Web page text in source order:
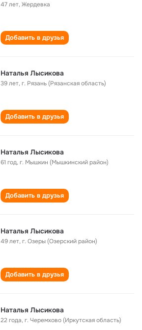
47 лет,Жердевка
Добавить в друзья
Наталья Лысикова
39 лет,г. Рязань (Рязанская область)
Добавить в друзья
Наталья Лысикова
61 год,г. Мышкин (Мышкинский район)
Добавить в друзья
Наталья Лысикова
49 лет,г. Озеры (Озерский район)
Добавить в друзья
Наталья Лысикова
22 года,г. Черемхово (Иркутская область)